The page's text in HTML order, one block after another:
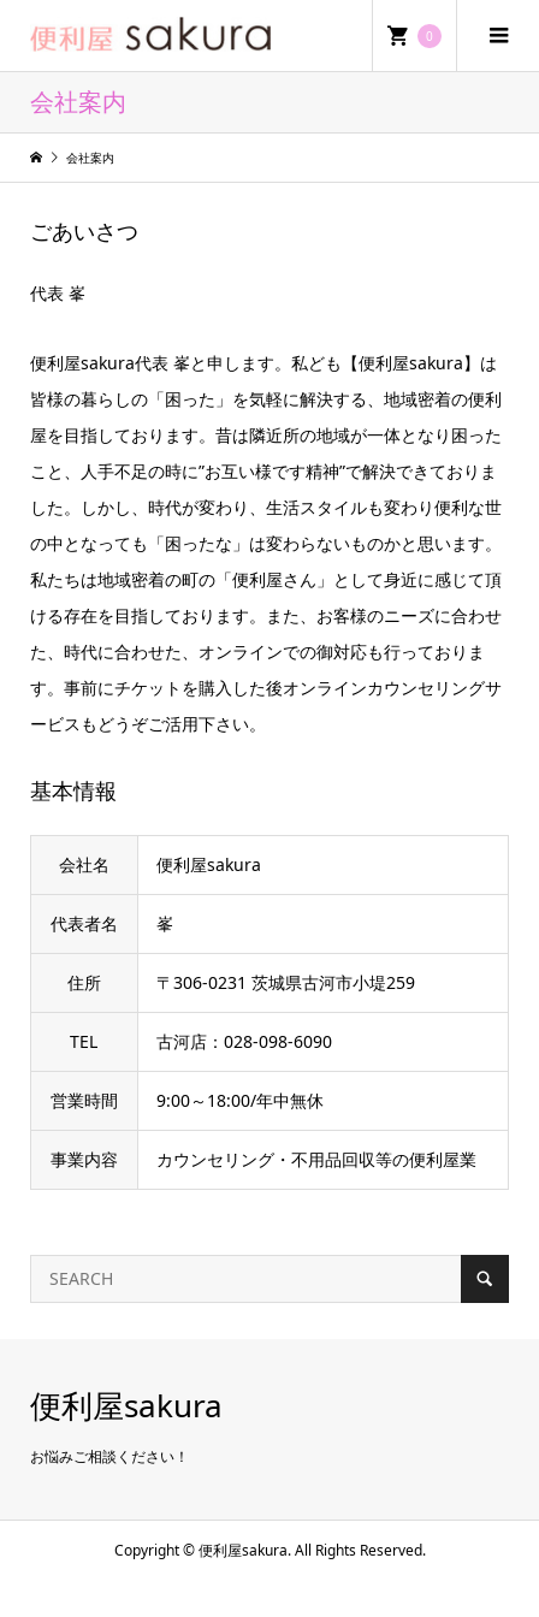
0
会社案内
会社案内
ごあいさつ
代表 峯
便利屋sakura代表 峯と申します。私ども【便利屋sakura】は
皆様の暮らしの「困った」を気軽に解決する、地域密着の便利
屋を目指しております。昔は隣近所の地域が一体となり困った
こと、人手不足の時に”お互い様です精神”で解決できておりま
した。しかし、時代が変わり、生活スタイルも変わり便利な世
の中となっても「困ったな」は変わらないものかと思います。
私たちは地域密着の町の「便利屋さん」として身近に感じて頂
ける存在を目指しております。また、お客様のニーズに合わせ
た、時代に合わせた、オンラインでの御対応も行っておりま
す。事前にチケットを購入した後オンラインカウンセリングサ
ービスもどうぞご活用下さい。
基本情報
会社名 便利屋sakura
代表者名 峯
住所 〒306-0231 茨城県古河市小堤259
TEL 古河店：028-098-6090
営業時間 9:00～18:00/年中無休
事業内容 カウンセリング・不用品回収等の便利屋業
便利屋sakura
お悩みご相談ください！
Copyright ©便利屋sakura. All Rights Reserved.